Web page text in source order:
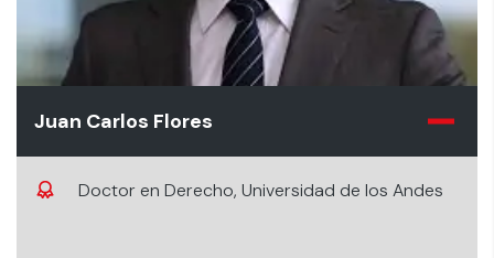
Juan Carlos Flores
Doctor en Derecho, Universidad de los Andes